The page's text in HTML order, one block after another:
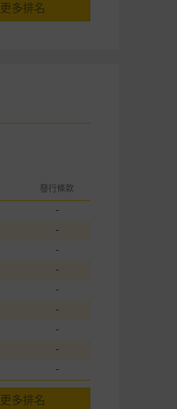
更多排名
發行條款
-
-
-
-
-
-
-
-
-
更多排名